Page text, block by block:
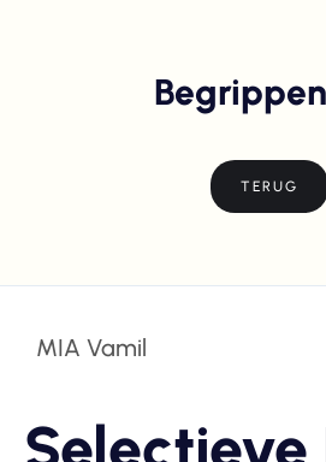
TERUG
MIA Vamil